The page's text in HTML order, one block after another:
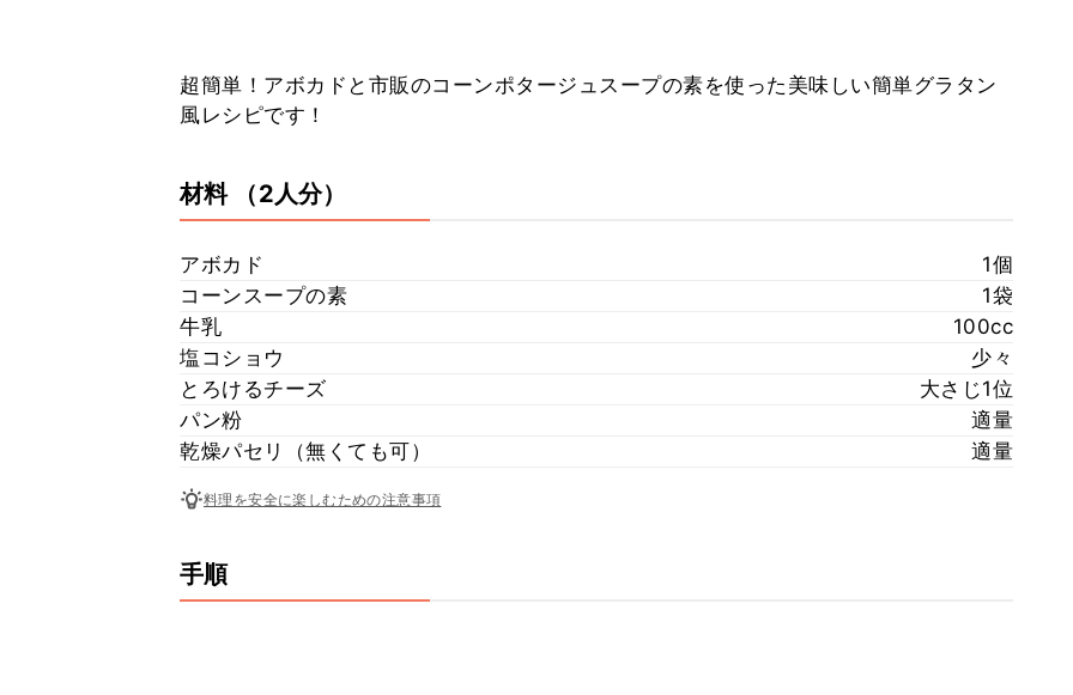
超簡単！アボカドと市販のコーンポタージュスープの素を使った美味しい簡単グラタン
風レシピです！
材料 （2人分）
アボカド
1個
コーンスープの素
1袋
牛乳
100cc
塩コショウ
少々
とろけるチーズ
大さじ1位
パン粉
適量
乾燥パセリ（無くても可）
適量
料理を安全に楽しむための注意事項
手順